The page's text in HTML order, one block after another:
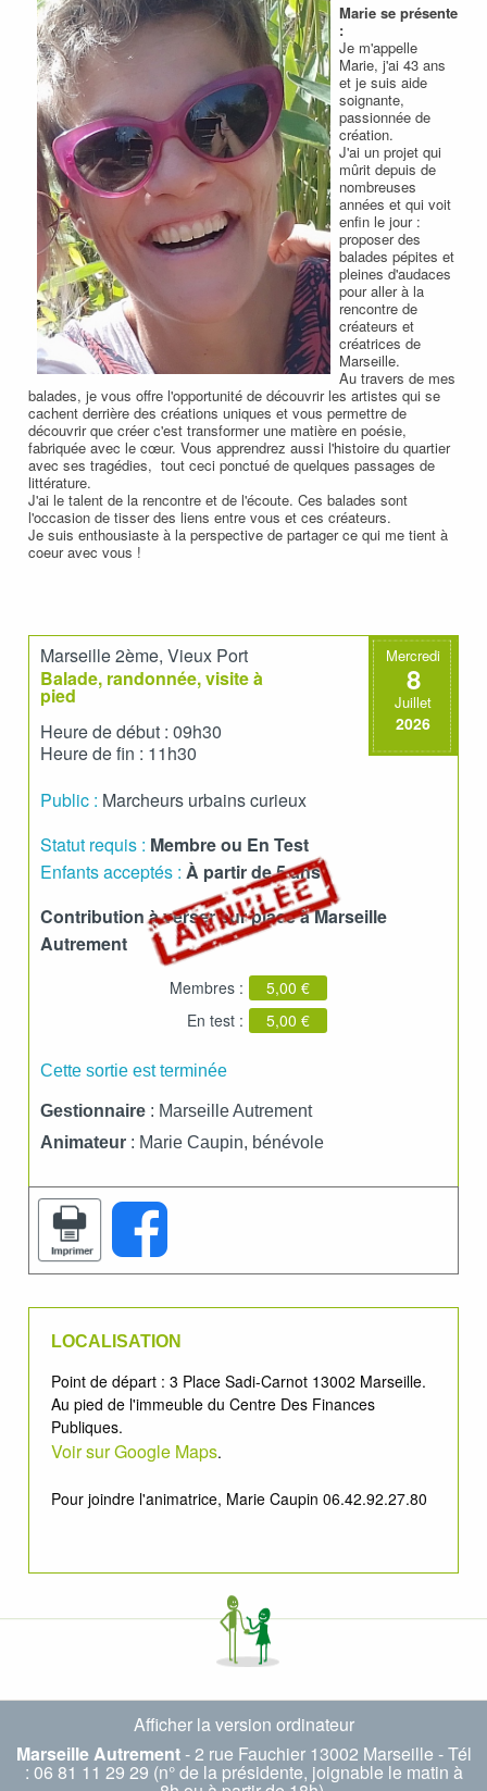
Marie se présente
:
Je m'appelle
Marie, j'ai 43 ans
et je suis aide
soignante,
passionnée de
création.
J'ai un projet qui
mûrit depuis de
nombreuses
années et qui voit
enfin le jour :
proposer des
balades pépites et
pleines d'audaces
pour aller à la
rencontre de
créateurs et
créatrices de
Marseille.
Au travers de mes
balades, je vous offre l'opportunité de découvrir les artistes qui se
cachent derrière des créations uniques et vous permettre de
découvrir que créer c'est transformer une matière en poésie,
fabriquée avec le cœur. Vous apprendrez aussi l'histoire du quartier
avec ses tragédies, tout ceci ponctué de quelques passages de
littérature.
J'ai le talent de la rencontre et de l'écoute. Ces balades sont
l'occasion de tisser des liens entre vous et ces créateurs.
Je suis enthousiaste à la perspective de partager ce qui me tient à
coeur avec vous !
Mercredi
8
Juillet
2026
Marseille 2ème, Vieux Port
Balade, randonnée, visite à
pied
Heure de début : 09h30
Heure de fin : 11h30
Public : Marcheurs urbains curieux
Statut requis : Membre ou En Test
Enfants acceptés : À partir de 5 ans
Contribution à verser sur place à Marseille
Autrement
Membres :
5,00 €
En test :
5,00 €
Cette sortie est terminée
Gestionnaire : Marseille Autrement
Animateur : Marie Caupin, bénévole
LOCALISATION
Point de départ : 3 Place Sadi-Carnot 13002 Marseille.
Au pied de l'immeuble du Centre Des Finances
Publiques.
Voir sur Google Maps.
Pour joindre l'animatrice, Marie Caupin 06.42.92.27.80
Afficher la version ordinateur
Marseille Autrement- 2 rue Fauchier 13002 Marseille - Tél
: 06 81 11 29 29 (n° de la présidente, joignable le matin à